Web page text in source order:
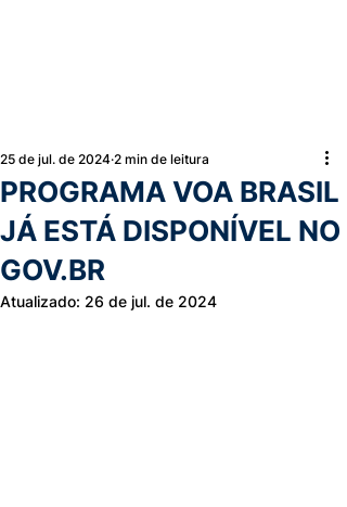
PROGRAMA VOA BRASIL
JÁ ESTÁ DISPONÍVEL NO
GOV.BR
25 de jul. de 2024 2 min de leitura
Atualizado: 26 de jul. de 2024